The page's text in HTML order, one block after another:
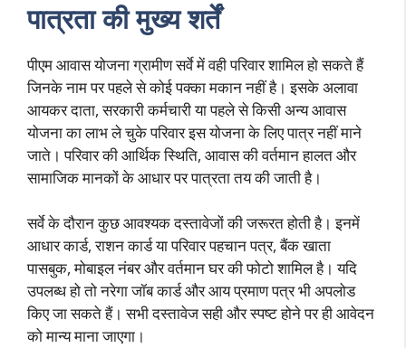
पात्रता की मुख्य शर्तें
पीएम आवास योजना ग्रामीण सर्वे में वही परिवार शामिल हो सकते हैं
जिनके नाम पर पहले से कोई पक्का मकान नहीं है। इसके अलावा
आयकर दाता, सरकारी कर्मचारी या पहले से किसी अन्य आवास
योजना का लाभ ले चुके परिवार इस योजना के लिए पात्र नहीं माने
जाते। परिवार की आर्थिक स्थिति, आवास की वर्तमान हालत और
सामाजिक मानकों के आधार पर पात्रता तय की जाती है।
सर्वे के दौरान कुछ आवश्यक दस्तावेजों की जरूरत होती है। इनमें
आधार कार्ड, राशन कार्ड या परिवार पहचान पत्र, बैंक खाता
पासबुक, मोबाइल नंबर और वर्तमान घर की फोटो शामिल है। यदि
उपलब्ध हो तो नरेगा जॉब कार्ड और आय प्रमाण पत्र भी अपलोड
किए जा सकते हैं। सभी दस्तावेज सही और स्पष्ट होने पर ही आवेदन
को मान्य माना जाएगा।